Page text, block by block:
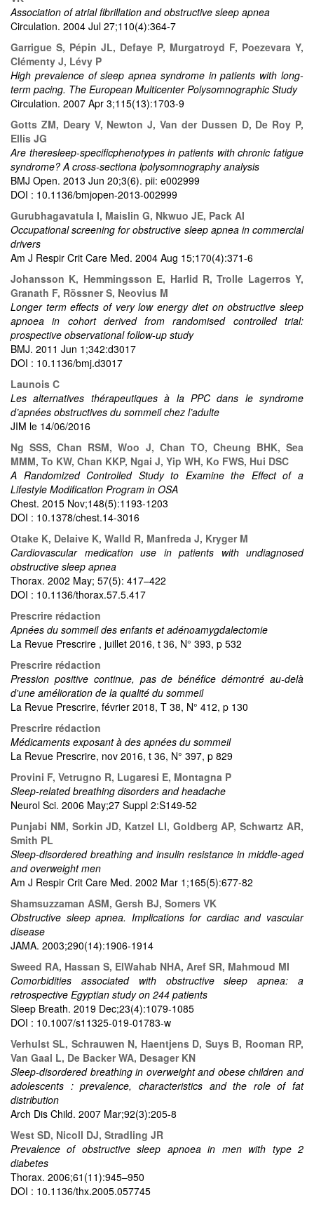
Association of atrial fibrillation and obstructive sleep apnea
Circulation. 2004 Jul 27;110(4):364-7
Garrigue S, Pépin JL, Defaye P, Murgatroyd F, Poezevara Y,
Clémenty J, Lévy P
High prevalence of sleep apnea syndrome in patients with long-
term pacing. The European Multicenter Polysomnographic Study
Circulation. 2007 Apr 3;115(13):1703-9
Gotts ZM, Deary V, Newton J, Van der Dussen D, De Roy P,
Ellis JG
Are theresleep-speciﬁcphenotypes in patients with chronic fatigue
syndrome? A cross-sectiona lpolysomnography analysis
BMJ Open. 2013 Jun 20;3(6). pii: e002999
DOI : 10.1136/bmjopen-2013-002999
Gurubhagavatula I, Maislin G, Nkwuo JE, Pack AI
Occupational screening for obstructive sleep apnea in commercial
drivers
Am J Respir Crit Care Med. 2004 Aug 15;170(4):371-6
Johansson K, Hemmingsson E, Harlid R, Trolle Lagerros Y,
Granath F, Rössner S, Neovius M
Longer term effects of very low energy diet on obstructive sleep
apnoea in cohort derived from randomised controlled trial:
prospective observational follow-up study
BMJ. 2011 Jun 1;342:d3017
DOI : 10.1136/bmj.d3017
Launois C
Les alternatives thérapeutiques à la PPC dans le syndrome
d’apnées obstructives du sommeil chez l’adulte
JIM le 14/06/2016
Ng SSS, Chan RSM, Woo J, Chan TO, Cheung BHK, Sea
MMM, To KW, Chan KKP, Ngai J, Yip WH, Ko FWS, Hui DSC
A Randomized Controlled Study to Examine the Effect of a
Lifestyle Modification Program in OSA
Chest. 2015 Nov;148(5):1193-1203
DOI : 10.1378/chest.14-3016
Otake K, Delaive K, Walld R, Manfreda J, Kryger M
Cardiovascular medication use in patients with undiagnosed
obstructive sleep apnea
Thorax. 2002 May; 57(5): 417–422
DOI : 10.1136/thorax.57.5.417
Prescrire rédaction
Apnées du sommeil des enfants et adénoamygdalectomie
La Revue Prescrire , juillet 2016, t 36, N° 393, p 532
Prescrire rédaction
Pression positive continue, pas de bénéfice démontré au-delà
d'une amélioration de la qualité du sommeil
La Revue Prescrire, février 2018, T 38, N° 412, p 130
Prescrire rédaction
Médicaments exposant à des apnées du sommeil
La Revue Prescrire, nov 2016, t 36, N° 397, p 829
Provini F, Vetrugno R, Lugaresi E, Montagna P
Sleep-related breathing disorders and headache
Neurol Sci. 2006 May;27 Suppl 2:S149-52
Punjabi NM, Sorkin JD, Katzel LI, Goldberg AP, Schwartz AR,
Smith PL
Sleep-disordered breathing and insulin resistance in middle-aged
and overweight men
Am J Respir Crit Care Med. 2002 Mar 1;165(5):677-82
Shamsuzzaman ASM, Gersh BJ, Somers VK
Obstructive sleep apnea. Implications for cardiac and vascular
disease
JAMA. 2003;290(14):1906-1914
Sweed RA, Hassan S, ElWahab NHA, Aref SR, Mahmoud MI
Comorbidities associated with obstructive sleep apnea: a
retrospective Egyptian study on 244 patients
Sleep Breath. 2019 Dec;23(4):1079-1085
DOI : 10.1007/s11325-019-01783-w
Verhulst SL, Schrauwen N, Haentjens D, Suys B, Rooman RP,
Van Gaal L, De Backer WA, Desager KN
Sleep-disordered breathing in overweight and obese children and
adolescents : prevalence, characteristics and the role of fat
distribution
Arch Dis Child. 2007 Mar;92(3):205-8
West SD, Nicoll DJ, Stradling JR
Prevalence of obstructive sleep apnoea in men with type 2
diabetes
Thorax. 2006;61(11):945–950
DOI : 10.1136/thx.2005.057745